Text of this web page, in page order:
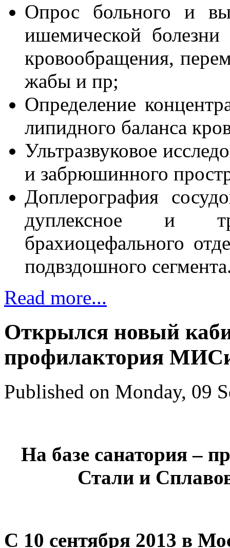
Опрос больного и
ишемической
кровообращения,
жабы и пр;
Определение
липидного баланса
Ультразвуковое
и забрюшинного
Доплерография
дуплексное и
брахиоцефального
подвздошного
Read more...
Открылся новый
профилактория
Published on Monday, 09
На базе санатория –
Стали и
С 10 сентября 2013 в